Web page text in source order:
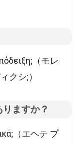
（モレ
クシ;）
ますか？
（エヘテ プ